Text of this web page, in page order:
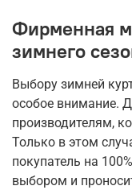
Фирменная
зимнего
Выбору зимней
особое внимание.
производителям,
Только в этом
покупатель на
выбором и